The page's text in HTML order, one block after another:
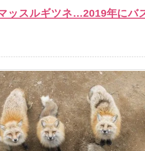
ッスルギツネ…2019年にバ